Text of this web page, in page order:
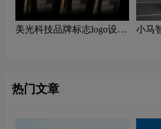
美光科技品牌标志logo设计
小马
热门文章